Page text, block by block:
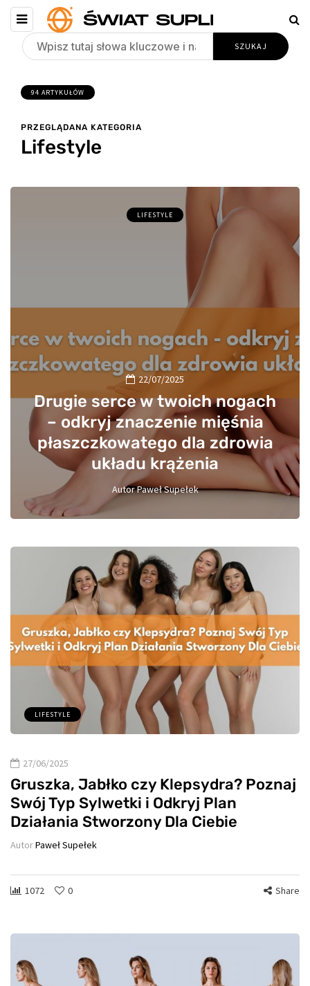
94 ARTYKUŁÓW
PRZEGLĄDANA KATEGORIA
Lifestyle
LIFESTYLE
22/07/2025
Drugie serce w twoich nogach
– odkryj znaczenie mięśnia
płaszczkowatego dla zdrowia
układu krążenia
AutorPaweł Supełek
LIFESTYLE
27/06/2025
Gruszka, Jabłko czy Klepsydra? Poznaj
Swój Typ Sylwetki i Odkryj Plan
Działania Stworzony Dla Ciebie
AutorPaweł Supełek
1072 0 Share